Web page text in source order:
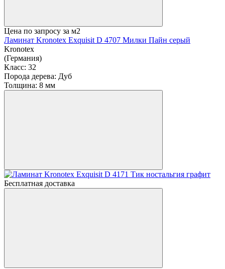
Цена по запросу за м2
Ламинат Kronotex Exquisit D 4707 Милки Пайн серый
Kronotex
(Германия)
Класс: 32
Порода дерева: Дуб
Толщина: 8 мм
Бесплатная доставка